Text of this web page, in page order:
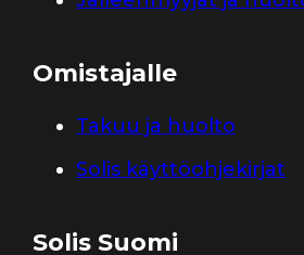
Omistajalle
Takuu ja huolto
Solis käyttöohjekirjat
Solis Suomi